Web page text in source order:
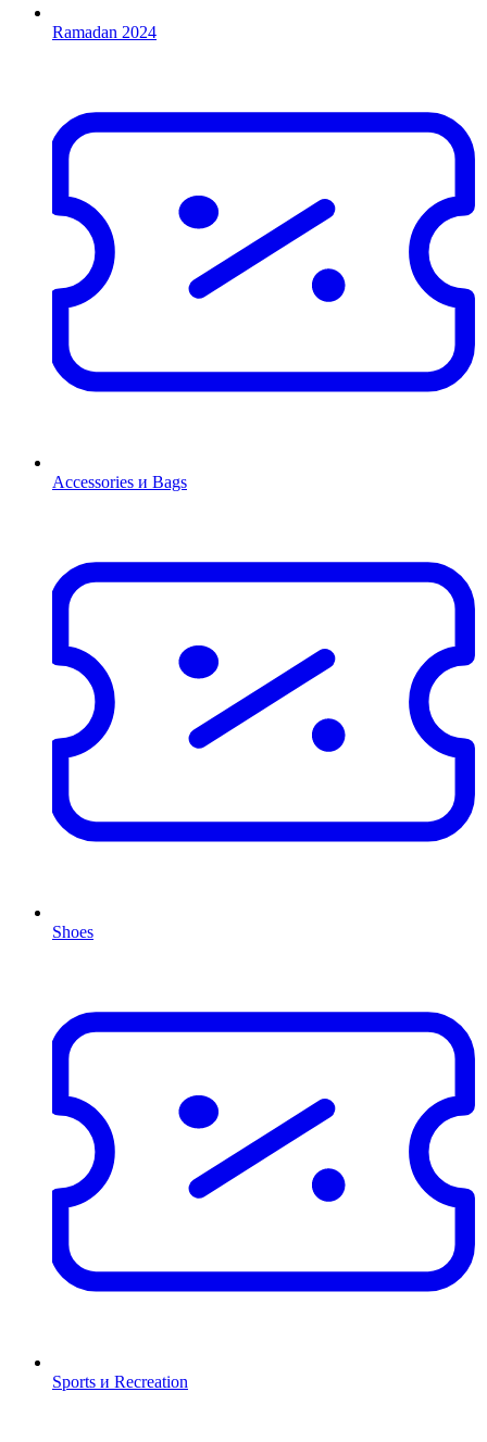
Ramadan 2024
Accessories и Bags
Shoes
Sports и Recreation